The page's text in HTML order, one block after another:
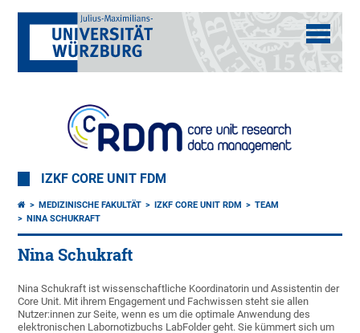
IZKF CORE UNIT FDM
MEDIZINISCHE FAKULTÄT IZKF CORE UNIT RDM
TEAM
NINA SCHUKRAFT
Nina Schukraft
Nina Schukraft ist wissenschaftliche Koordinatorin und Assistentin der
Core Unit. Mit ihrem Engagement und Fachwissen steht sie allen
Nutzer:innen zur Seite, wenn es um die optimale Anwendung des
elektronischen Labornotizbuchs LabFolder geht. Sie kümmert sich um